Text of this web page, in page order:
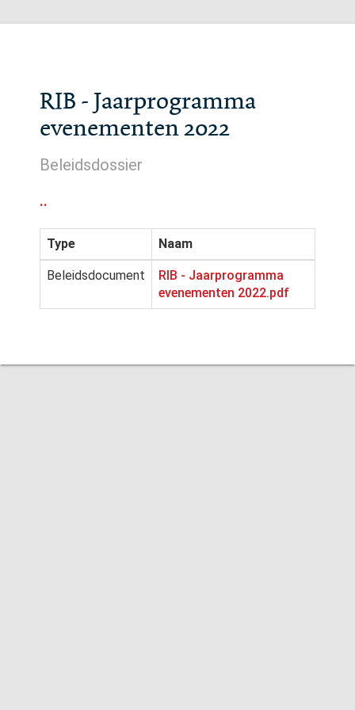
RIB - Jaarprogramma
evenementen 2022
Beleidsdossier
..
Type Naam
Beleidsdocument
RIB - Jaarprogramma
evenementen 2022.pdf